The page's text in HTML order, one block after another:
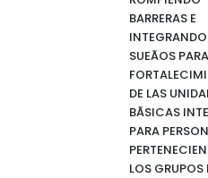
BARRERAS E
INTEGRANDO
SUEÃOS
DE LAS
BÃSICAS
PARA
LOS GRUPOS